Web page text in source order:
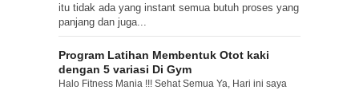
itu tidak ada yang instant semua butuh proses yang
panjang dan juga...
Program Latihan Membentuk Otot kaki
dengan 5 variasi Di Gym
Halo Fitness Mania !!! Sehat Semua Ya, Hari ini saya